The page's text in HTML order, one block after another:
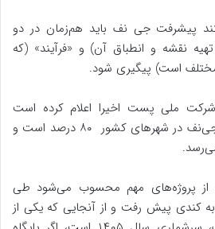
پیشرفت جی نف باید هم‌زمان در دو
نقشه و انطباق آن) و «فرآیند» (که
است) پیگیری شود.
ملی پست اخیرا اعلام کرده است
میزان پیشرفت پروژه ملی جی‌نف در شهرهای کشور ۸۰ درصد است و
از پروژه‌های مهم محسوب می‌شود طی
کندی پیش رفت و از آنجایی که یکی از